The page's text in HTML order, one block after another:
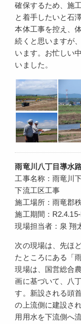
確保するため、施
と着手したいと石
本体工事を控え、
続くと思いますが
います。お忙しい
いました。
雨竜川八丁目導水
工事名称：雨竜川
下流工区工事
施工場所：雨竜郡
施工期間：
現場担当者：泉 翔
次の現場は、先ほ
たところにある「
現場は、国営総合
画に基づいて、八
す。新設される頭
の上流側に建設さ
用用水を下流側へ